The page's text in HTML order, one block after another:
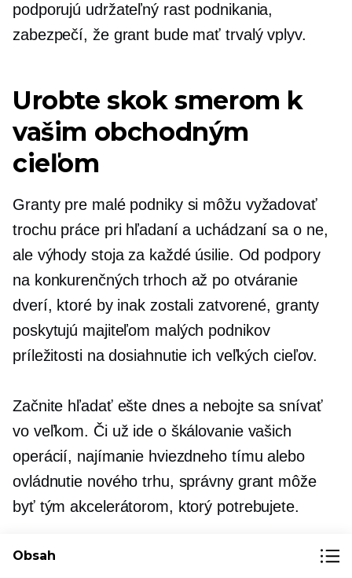
podporujú udržateľný rast podnikania,
zabezpečí, že grant bude mať trvalý vplyv.
Urobte skok smerom k
vašim obchodným
cieľom
Granty pre malé podniky si môžu vyžadovať
trochu práce pri hľadaní a uchádzaní sa o ne,
ale výhody stoja za každé úsilie. Od podpory
na konkurenčných trhoch až po otváranie
dverí, ktoré by inak zostali zatvorené, granty
poskytujú majiteľom malých podnikov
príležitosti na dosiahnutie ich veľkých cieľov.
Začnite hľadať ešte dnes a nebojte sa snívať
vo veľkom. Či už ide o škálovanie vašich
operácií, najímanie hviezdneho tímu alebo
ovládnutie nového trhu, správny grant môže
byť tým akcelerátorom, ktorý potrebujete.
A pamätajte, že dosiahnutie prvého veľkého
Obsah